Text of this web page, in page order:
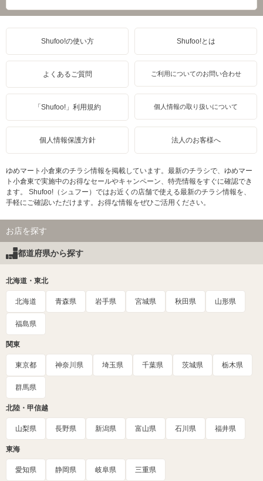
Shufoo!の使い方 Shufoo!とは
よくあるご質問 ご利用についてのお問い合わせ
「Shufoo!」利用規約 個人情報の取り扱いについて
個人情報保護方針 法人のお客様へ
ゆめマート小倉東のチラシ情報を掲載しています。最新のチラシで、ゆめマー
ト小倉東で実施中のお得なセールやキャンペーン、特売情報をすぐに確認でき
ます。 Shufoo!（シュフー）ではお近くの店舗で使える最新のチラシ情報を、
手軽にご確認いただけます。お得な情報をぜひご活用ください。
お店を探す
都道府県から探す
北海道・東北
北海道 青森県 岩手県 宮城県 秋田県 山形県
福島県
関東
東京都 神奈川県 埼玉県 千葉県 茨城県 栃木県
群馬県
北陸・甲信越
山梨県 長野県 新潟県 富山県 石川県 福井県
東海
愛知県 静岡県 岐阜県 三重県